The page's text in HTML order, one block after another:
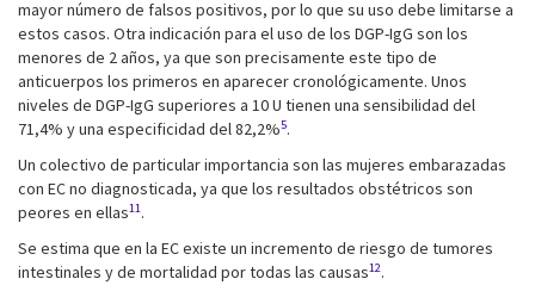
mayor número de falsos positivos, por lo que su uso debe limitarse a
estos casos. Otra indicación para el uso de los DGP-IgG son los
menores de 2 años, ya que son precisamente este tipo de
anticuerpos los primeros en aparecer cronológicamente. Unos
niveles de DGP-IgG superiores a 10 U tienen una sensibilidad del
71,4% y una especificidad del 82,2%5.
Un colectivo de particular importancia son las mujeres embarazadas
con EC no diagnosticada, ya que los resultados obstétricos son
peores en ellas11.
Se estima que en la EC existe un incremento de riesgo de tumores
intestinales y de mortalidad por todas las causas12.